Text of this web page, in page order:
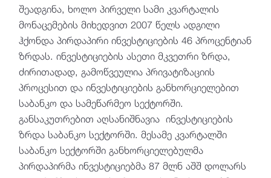
შეადგინა, ხოლო პირველი სამი კვარტალის
მონაცემების მიხედვით 2007 წელს ადგილი
ჰქონდა პირდაპირი ინვესტიციების 46 პროცენტიან
ზრდას. ინვესტიციების ასეთი მკვეთრი ზრდა,
ძირითადად, გამო­წვეულია პრივატიზაციის
პროცესით და ინვესტიციების განხორციელებით
საბანკო და სამეწარმეო სექტორში.
განსაკუთრებით აღსანიშნავია ინვესტიციების
ზრდა საბანკო სექტორში. მესამე კვარტალში
საბანკო სექტორში განხორციელებულმა
პირდაპირმა ინვესტიციებმა 87 მლნ აშშ დოლარს